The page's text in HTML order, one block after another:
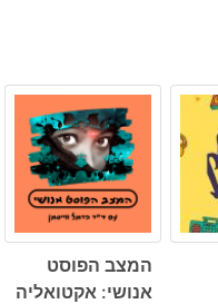
המצב הפוסט
אנושי: אקטואליה